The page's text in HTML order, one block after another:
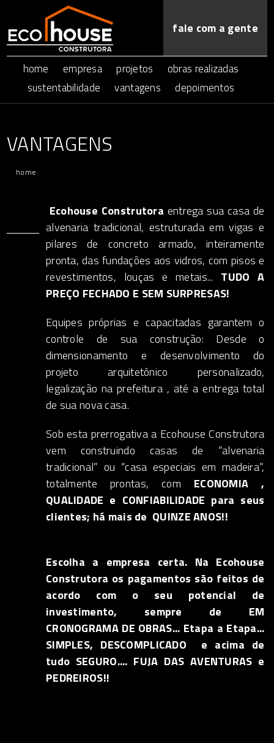
fale com a gente
home empresa projetos
obras realizadas
sustentabilidade
vantagens depoimentos
VANTAGENS
home
Ecohouse Construtora entrega sua casa de
alvenaria tradicional, estruturada em vigas e
pilares de concreto armado, inteiramente
pronta, das fundações aos vidros, com pisos e
revestimentos, louças e metais... TUDO A
PREÇO FECHADO E SEM SURPRESAS!
Equipes próprias e capacitadas garantem o
controle de sua construção: Desde o
dimensionamento e desenvolvimento do
projeto arquitetônico personalizado,
legalização na prefeitura , até a entrega total
de sua nova casa.
Sob esta prerrogativa a Ecohouse Construtora
vem construindo casas de “alvenaria
tradicional” ou “casa especiais em madeira”,
totalmente prontas, com ECONOMIA ,
QUALIDADE e CONFIABILIDADE para seus
clientes; há mais de QUINZE ANOS!!
Escolha a empresa certa. Na Ecohouse
Construtora os pagamentos são feitos de
acordo com o seu potencial de
investimento, sempre de EM
CRONOGRAMA DE OBRAS... Etapa a Etapa...
SIMPLES, DESCOMPLICADO e acima de
tudo SEGURO.... FUJA DAS AVENTURAS e
PEDREIROS!!